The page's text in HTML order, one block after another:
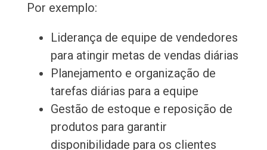
Por exemplo:
Liderança de equipe de vendedores
para atingir metas de vendas diárias
Planejamento e organização de
tarefas diárias para a equipe
Gestão de estoque e reposição de
produtos para garantir
disponibilidade para os clientes